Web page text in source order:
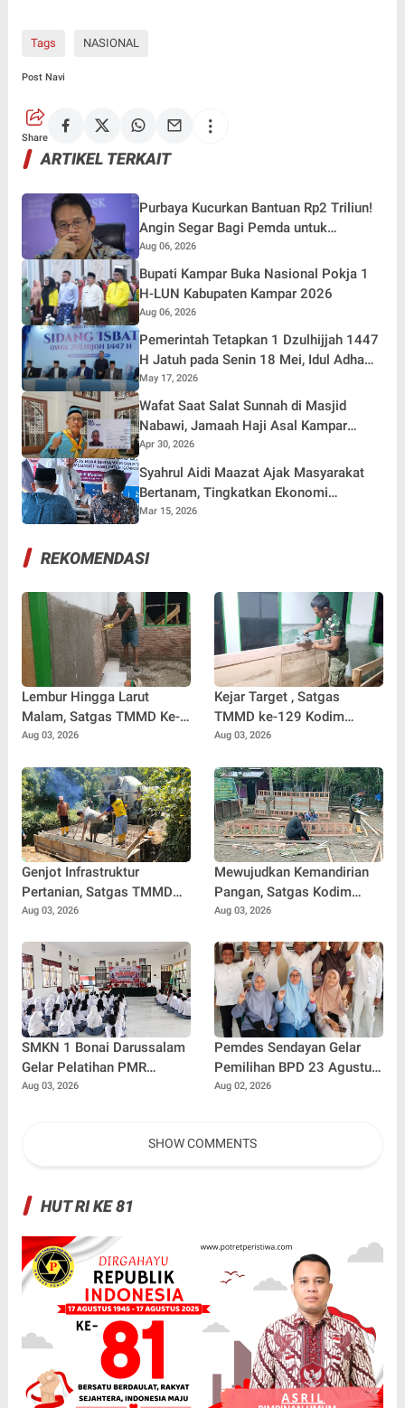
Tags NASIONAL
Post Navi
Share
ARTIKEL TERKAIT
Purbaya Kucurkan Bantuan Rp2 Triliun!
Angin Segar Bagi Pemda untuk
Tuntaskan Tunggakan Gaji Pegawai
Aug 06, 2026
Bupati Kampar Buka Nasional Pokja 1
H-LUN Kabupaten Kampar 2026
Aug 06, 2026
Pemerintah Tetapkan 1 Dzulhijjah 1447
H Jatuh pada Senin 18 Mei, Idul Adha
27 Mei 2026
May 17, 2026
Wafat Saat Salat Sunnah di Masjid
Nabawi, Jamaah Haji Asal Kampar
Berpulang ke Rahmatullah
Apr 30, 2026
Syahrul Aidi Maazat Ajak Masyarakat
Bertanam, Tingkatkan Ekonomi
Sekaligus Jalankan Perintah Rasul
Mar 15, 2026
REKOMENDASI
Lembur Hingga Larut
Malam, Satgas TMMD Ke-
129 Kebut Penyelesaian
Aug 03, 2026
Kejar Target , Satgas
TMMD ke-129 Kodim
0102/Pidie Lembur Pasang
Hari
Aug 03, 2026
Genjot Infrastruktur
Pertanian, Satgas TMMD
Ke-129 Kebut Pengecoran
Kelancaran Akses Petani
Aug 03, 2026
Mewujudkan Kemandirian
Pangan, Satgas Kodim
0102/Pidie Bangun
untuk Warga
Aug 03, 2026
SMKN 1 Bonai Darussalam
Gelar Pelatihan PMR
Bersama PMI Rokan Hulu,
Aug 03, 2026
Pemdes Sendayan Gelar
Pemilihan BPD 23 Agustus
Mendatang, Warga
Maksimal
Aug 02, 2026
SHOW COMMENTS
HUT RI KE 81